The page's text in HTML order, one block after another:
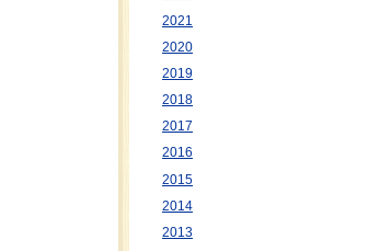
2021
2020
2019
2018
2017
2016
2015
2014
2013